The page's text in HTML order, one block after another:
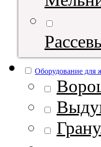
Оборудование для